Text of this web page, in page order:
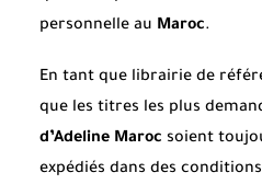
personnelle au Maroc.
En tant que librairie de
que les titres les plus
d’Adeline Maroc soient
expédiés dans des